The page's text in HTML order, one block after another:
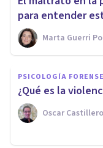
para entender
Marta Guerri
PSICOLOGÍA
​¿Qué es la
Oscar
PSICOLOGÍA
¿Por qué
género en
sobre ello